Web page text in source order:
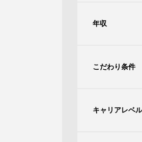
年収
こだわり条件
キャリアレベル